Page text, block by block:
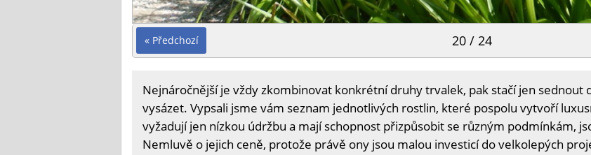
« Předchozí 20 / 24
Nejnáročnější je vždy zkombinovat konkrétní druhy trvalek, pak stačí jen sednout
vysázet. Vypsali jsme vám seznam jednotlivých rostlin, které pospolu vytvoří
vyžadují jen nízkou údržbu a mají schopnost přizpůsobit se různým podmínkám,
Nemluvě o jejich ceně, protože právě ony jsou malou investicí do velkolepých